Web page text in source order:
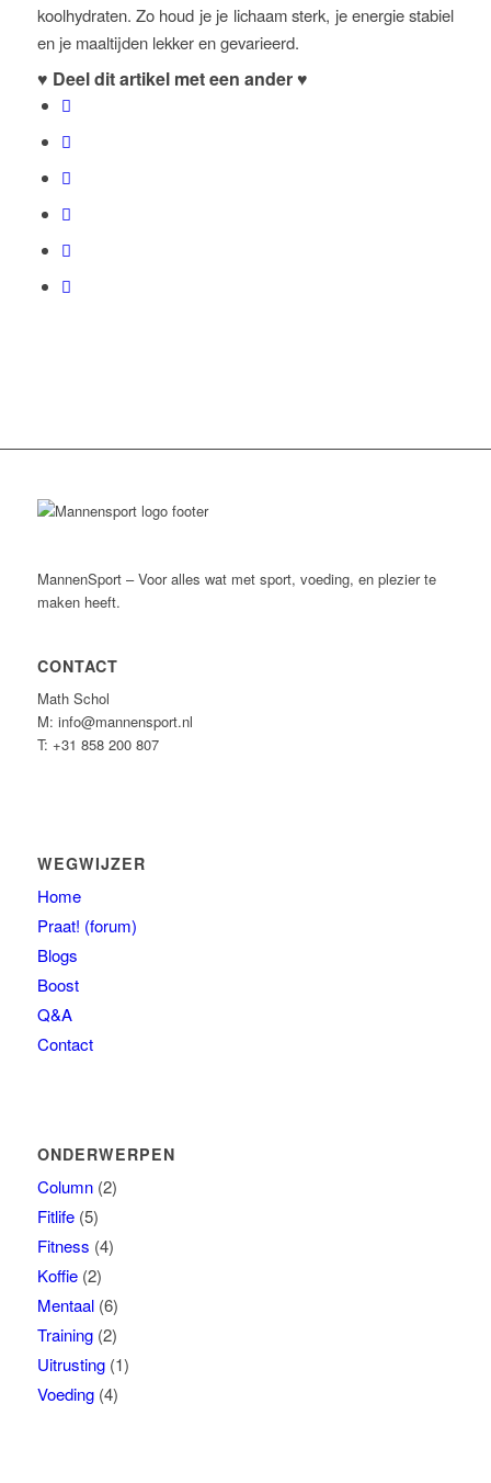
koolhydraten. Zo houd je je lichaam sterk, je energie stabiel
en je maaltijden lekker en gevarieerd.
♥ Deel dit artikel met een ander ♥
MannenSport – Voor alles wat met sport, voeding, en plezier te
maken heeft.
CONTACT
Math Schol
M: info@mannensport.nl
T: +31 858 200 807
WEGWIJZER
Home
Praat! (forum)
Blogs
Boost
Q&A
Contact
ONDERWERPEN
Column(2)
Fitlife(5)
Fitness (4)
Koffie(2)
Mentaal(6)
Training(2)
Uitrusting(1)
Voeding(4)